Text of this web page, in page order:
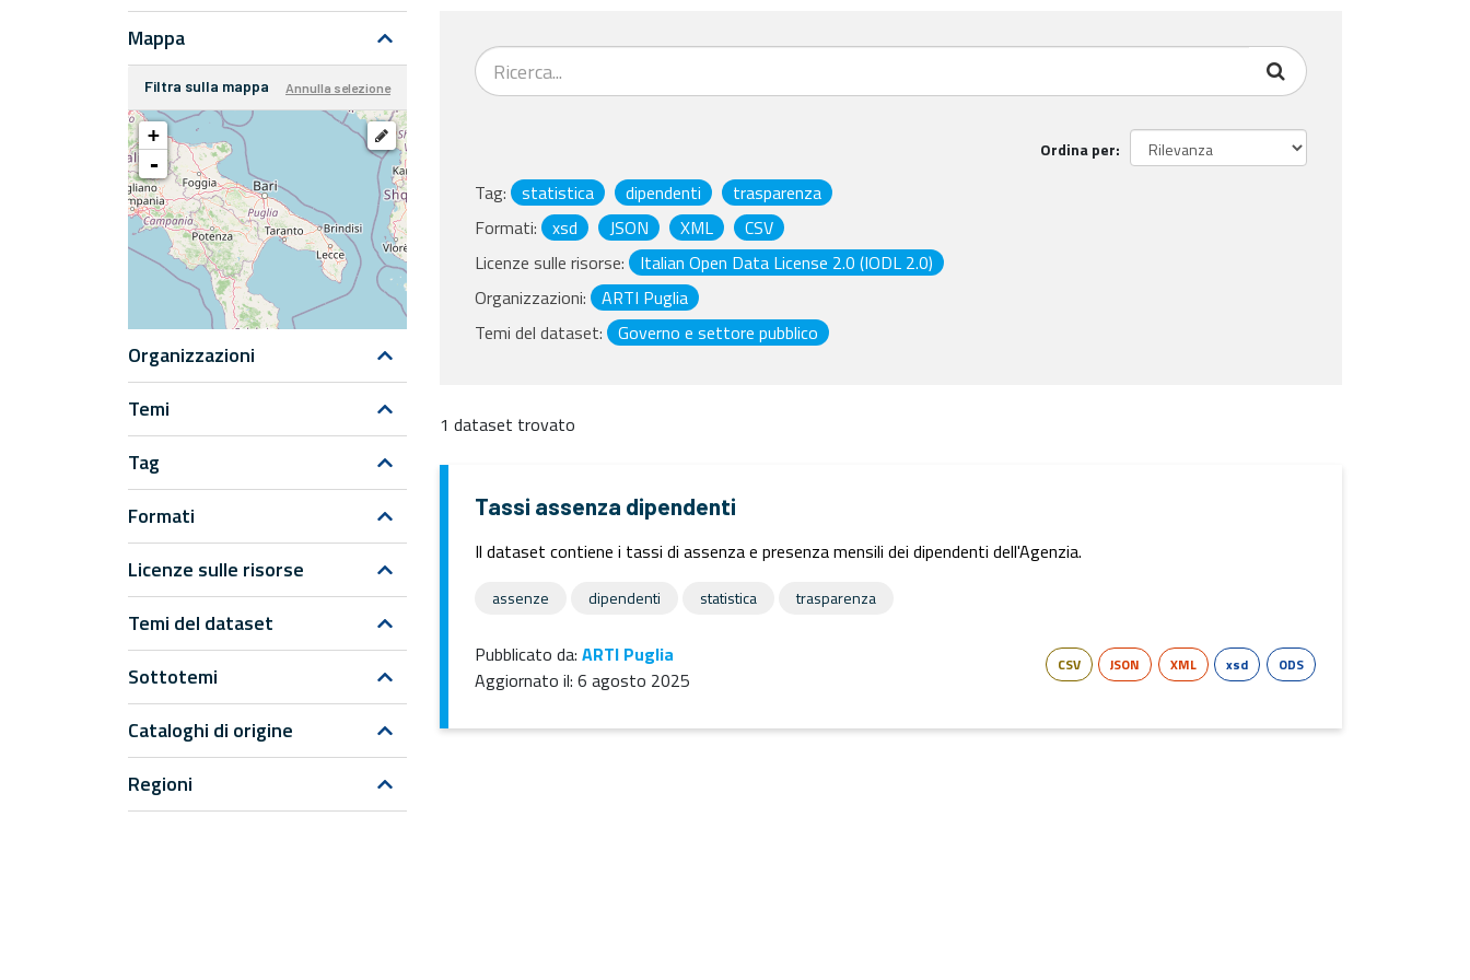
Mappa
Filtra sulla mappa Annulla selezione
+
-
Organizzazioni
Temi
Tag
Formati
Licenze sulle risorse
Temi del dataset
Sottotemi
Cataloghi di origine
Regioni
Ordina per
Tag: statistica dipendenti
trasparenza
Formati:
xsd JSON XML
CSV
Licenze sulle risorse:
Italian Open Data License 2.0 (IODL 2.0)
Organizzazioni:
ARTI Puglia
Temi del dataset:
Governo e settore pubblico
1 dataset trovato
Tassi assenza dipendenti
Il dataset contiene i tassi di assenza e presenza mensili dei dipendenti dell'Agenzia.
assenze dipendenti statistica trasparenza
Pubblicato da: ARTI Puglia
Aggiornato il: 6 agosto 2025
CSV JSON XML xsd ODS